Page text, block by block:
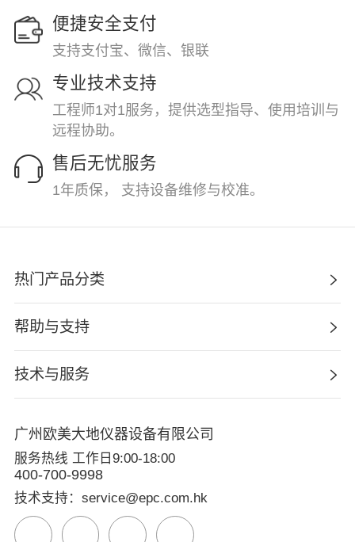
便捷安全支付
支持支付宝、微信、银联
专业技术支持
工程师1对1服务，提供选型指导、使用培训与
远程协助。
售后无忧服务
1年质保， 支持设备维修与校准。
热门产品分类
帮助与支持
技术与服务
广州欧美大地仪器设备有限公司
服务热线 工作日9:00-18:00
400-700-9998
技术支持：service@epc.com.hk